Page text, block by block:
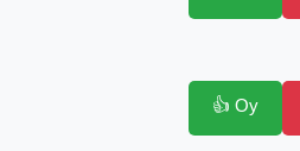
👍 Oy